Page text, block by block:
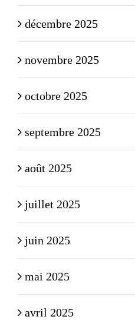
décembre 2025
novembre 2025
octobre 2025
septembre 2025
août 2025
juillet 2025
juin 2025
mai 2025
avril 2025